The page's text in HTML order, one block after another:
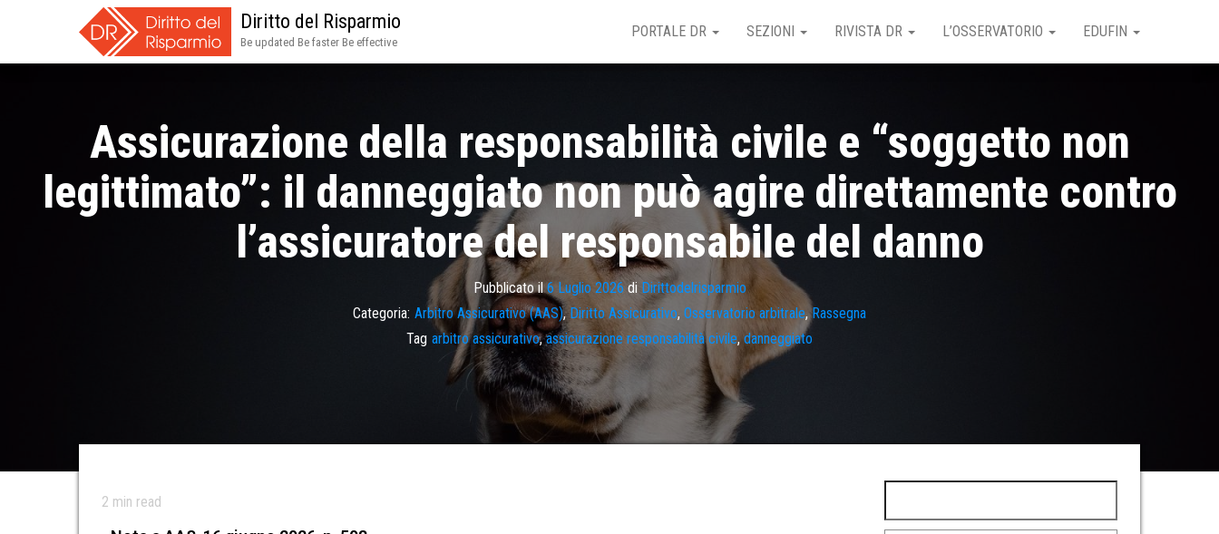
Diritto del Risparmio
Be updated Be faster Be effective
PORTALE DR SEZIONI RIVISTA DR L’OSSERVATORIO EDUFIN
Assicurazione della responsabilità civile e “soggetto non
legittimato”: il danneggiato non può agire direttamente contro
l’assicuratore del responsabile del danno
Pubblicato il6 Luglio 2026 di Dirittodelrisparmio
Categoria: Arbitro Assicurativo (AAS),Diritto Assicurativo, Osservatorio arbitrale, Rassegna
Tag arbitro assicurativo,assicurazione responsabilità civile,danneggiato
2 min read